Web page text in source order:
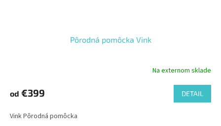
Pôrodná pomôcka Vink
Na externom sklade
od €399 DETAIL
Vink Pôrodná pomôcka